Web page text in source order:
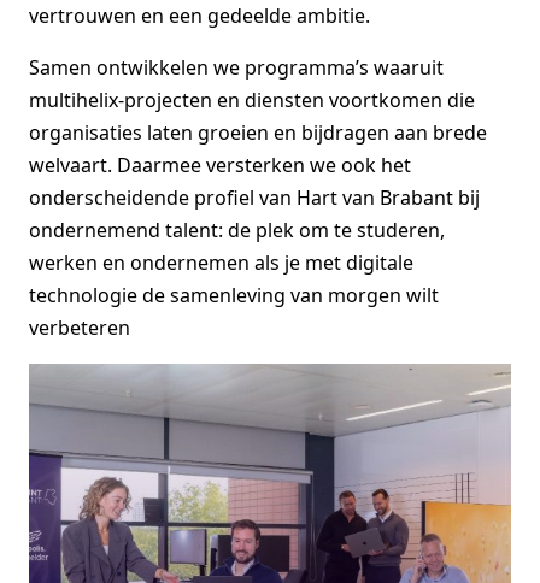
vertrouwen en een gedeelde ambitie.
Samen ontwikkelen we programma’s waaruit
multihelix-projecten en diensten voortkomen die
organisaties laten groeien en bijdragen aan brede
welvaart. Daarmee versterken we ook het
onderscheidende profiel van Hart van Brabant bij
ondernemend talent: de plek om te studeren,
werken en ondernemen als je met digitale
technologie de samenleving van morgen wilt
verbeteren